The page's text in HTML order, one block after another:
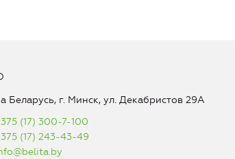
Беларусь, г. Минск, ул. Декабристов 29А
(17) 300-7-100
(17) 243-43-49